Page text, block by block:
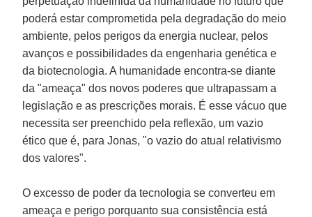
poderá estar comprometida pela degradação do meio
ambiente, pelos perigos da energia nuclear, pelos
avanços e possibilidades da engenharia genética e
da biotecnologia. A humanidade encontra-se diante
da "ameaça" dos novos poderes que ultrapassam a
legislação e as prescrições morais. É esse vácuo que
necessita ser preenchido pela reflexão, um vazio
ético que é, para Jonas, "o vazio do atual relativismo
dos valores".
O excesso de poder da tecnologia se converteu em
ameaça e perigo porquanto sua consistência está